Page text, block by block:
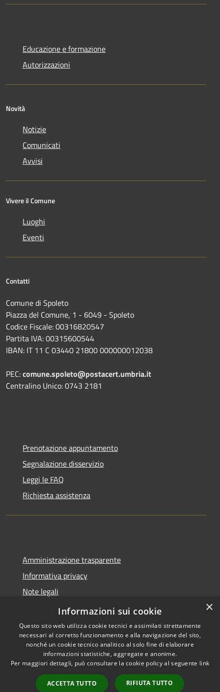
Educazione e formazione
Autorizzazioni
Novità
Notizie
Comunicati
Avvisi
Vivere il Comune
Luoghi
Eventi
Contatti
Comune di Spoleto
Piazza del Comune, 1 - 6049 - Spoleto
Codice Fiscale: 00316820547
Partita IVA: 00315600544
IBAN: IT 11 C 03440 21800 000000012038
PEC:comune.spoleto@postacert.umbria.it
Centralino Unico: 0743 2181
Prenotazione appuntamento
Segnalazione disservizio
Leggi le FAQ
Richiesta assistenza
Amministrazione trasparente
Informativa privacy
Note legali
Dichiarazione di accessibilità
Accessibilità
Copyright © 2026 • Comune di
Spoleto • Powered by
Municipium•
Accesso
×
Informazioni sui cookie
Questo sito web utilizza cookie tecnici e assimilati strettamente
necessari al corretto funzionamento e alla navigazione del sito,
nonché un cookie tecnico analitico al solo fine di elaborare
informazioni statistiche, aggregate e anonime.
Per maggiori dettagli, può consultare la cookie policy al seguente link
ACCETTA TUTTO RIFIUTA TUTTO